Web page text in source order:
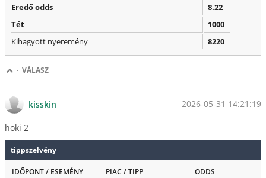
Eredő odds
8.22
Tét
1000
Kihagyott nyeremény
8220
· VÁLASZ
kisskin 2026-05-31 14:21:19
hoki 2
tippszelvény
IDŐPONT / ESEMÉNY PIAC / TIPP ODDS